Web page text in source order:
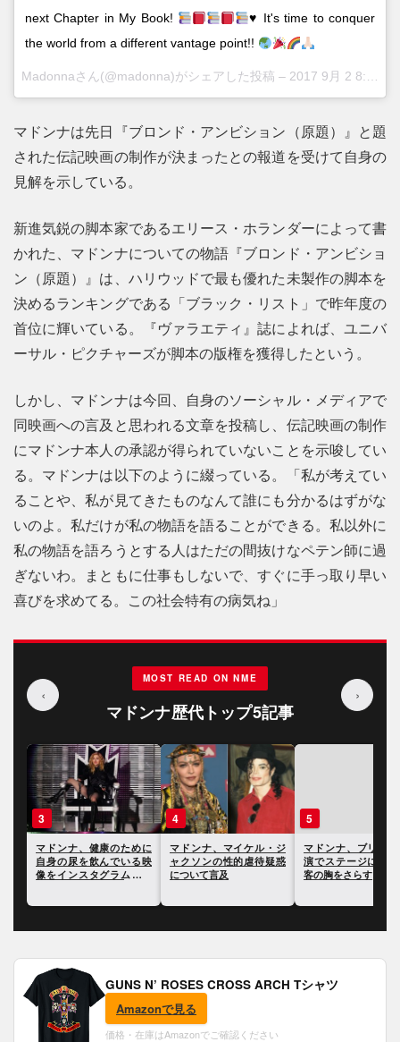
next Chapter in My Book!
♥️ It's time to conquer
the world from a different vantage point!!
Madonnaさん(@madonna)がシェアした投稿 – 2017 9月 2 8:36午前 PDT
マドンナは先日『ブロンド・アンビション（原題）』と題
された伝記映画の制作が決まったとの報道を受けて自身の
見解を示している。
新進気鋭の脚本家であるエリース・ホランダーによって書
かれた、マドンナについての物語『ブロンド・アンビショ
ン（原題）』は、ハリウッドで最も優れた未製作の脚本を
決めるランキングである「ブラック・リスト」で昨年度の
首位に輝いている。『ヴァラエティ』誌によれば、ユニバ
ーサル・ピクチャーズが脚本の版権を獲得したという。
しかし、マドンナは今回、自身のソーシャル・メディアで
同映画への言及と思われる文章を投稿し、伝記映画の制作
にマドンナ本人の承認が得られていないことを示唆してい
る。マドンナは以下のように綴っている。「私が考えてい
ることや、私が見てきたものなんて誰にも分かるはずがな
いのよ。私だけが私の物語を語ることができる。私以外に
私の物語を語ろうとする人はただの間抜けなペテン師に過
ぎないわ。まともに仕事もしないで、すぐに手っ取り早い
喜びを求めてる。この社会特有の病気ね」
‹
MOST READ ON NME
マドンナ歴代トップ5記事
›
3
マドンナ、健康のために
自身の尿を飲んでいる映
像をインスタグラムで公
4
マドンナ、マイケル・ジ
ャクソンの性的虐待疑惑
について言及
5
マドンナ、ブリス
演でステージに上
客の胸をさらす
GUNS N’ ROSES CROSS ARCH Tシャツ
Amazonで見る
価格・在庫はAmazonでご確認ください